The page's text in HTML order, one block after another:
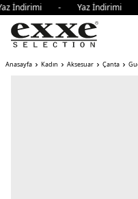
İndirimi - Yaz
Anasayfa Kadın Aksesuar Çanta